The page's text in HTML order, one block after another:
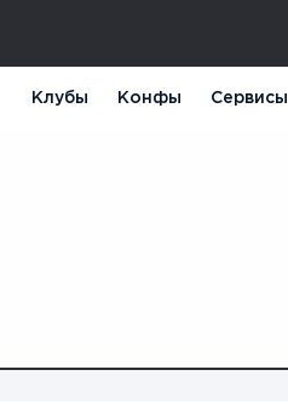
Клубы Конфы Сервисы